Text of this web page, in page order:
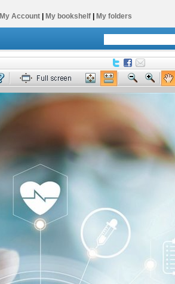
My Account My bookshelf My folders